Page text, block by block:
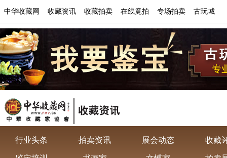
中华收藏网 收藏资讯 收藏拍卖 在线竟拍 专场拍卖 古玩城
行业头条 拍卖资讯 展会动态 收藏